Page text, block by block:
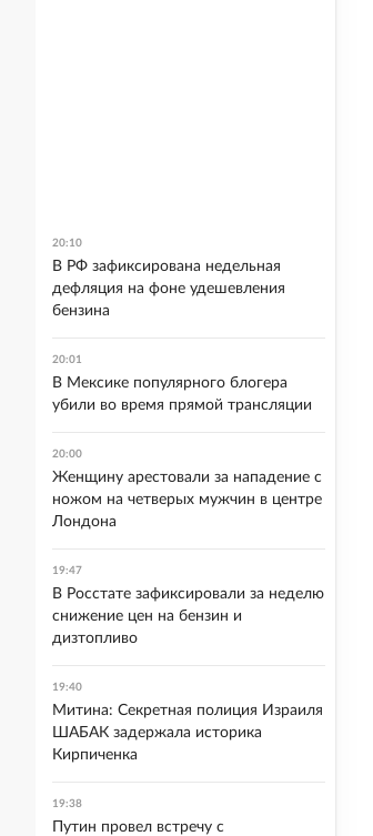
20:10
В РФ зафиксирована недельная
дефляция на фоне удешевления
бензина
20:01
В Мексике популярного блогера
убили во время прямой трансляции
20:00
Женщину арестовали за нападение с
ножом на четверых мужчин в центре
Лондона
19:47
В Росстате зафиксировали за неделю
снижение цен на бензин и
дизтопливо
19:40
Митина: Секретная полиция Израиля
ШАБАК задержала историка
Кирпиченка
19:38
Путин провел встречу с